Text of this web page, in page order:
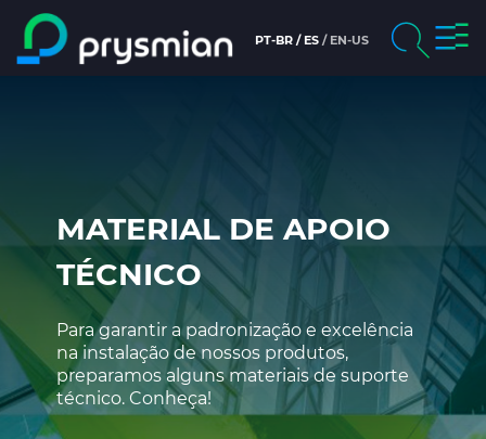
Main content
PT-BR ES EN-US
Products
People and careers
News & Media
Sustainability
MATERIAL DE APOIO
TÉCNICO
Para garantir a padronização e excelência
na instalação de nossos produtos,
preparamos alguns materiais de suporte
técnico. Conheça!